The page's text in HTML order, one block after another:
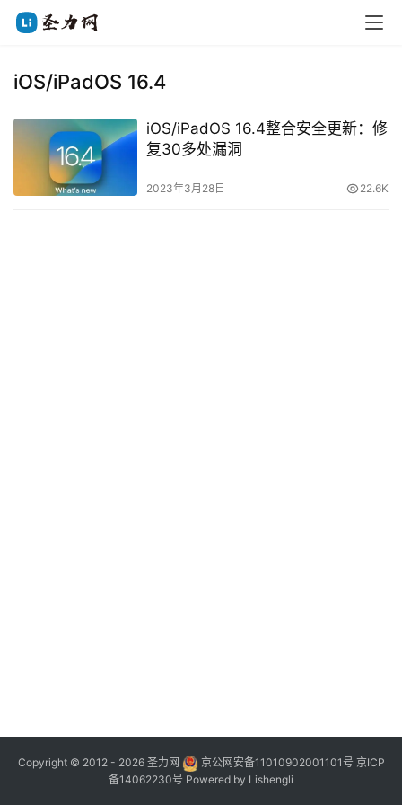
iOS/iPadOS 16.4
iOS/iPadOS 16.4整合安全更新：修
复30多处漏洞
2023年3月28日 22.6K
Copyright © 2012 - 2026 圣力网 京公网安备11010902001101号 京ICP
备14062230号 Powered by Lishengli